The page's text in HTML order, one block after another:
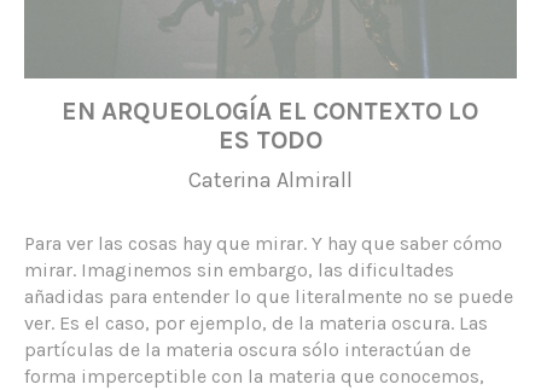
EN ARQUEOLOGÍA EL CONTEXTO LO
ES TODO
Caterina Almirall
Para ver las cosas hay que mirar. Y hay que saber cómo
mirar. Imaginemos sin embargo, las dificultades
añadidas para entender lo que literalmente no se puede
ver. Es el caso, por ejemplo, de la materia oscura. Las
partículas de la materia oscura sólo interactúan de
forma imperceptible con la materia que conocemos,